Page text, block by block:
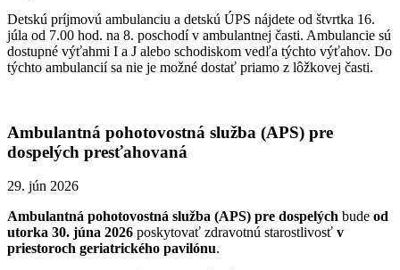
Detskú príjmovú ambulanciu a detskú ÚPS nájdete od štvrtka 16.
júla od 7.00 hod. na 8. poschodí v ambulantnej časti. Ambulancie sú
dostupné výťahmi I a J alebo schodiskom vedľa týchto výťahov. Do
týchto ambulancií sa nie je možné dostať priamo z lôžkovej časti.
Ambulantná pohotovostná služba (APS) pre
dospelých presťahovaná
29. jún 2026
Ambulantná pohotovostná služba (APS) pre dospelých bude od
utorka 30. júna 2026 poskytovať zdravotnú starostlivosť v
priestoroch geriatrického pavilónu.